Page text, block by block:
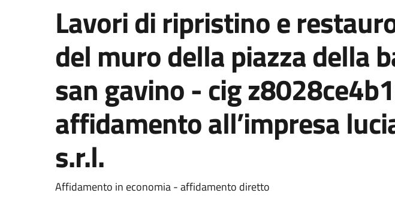
Lavori di ripristino e
del muro della piazza della
san gavino - cig
affidamento all’impresa
s.r.l.
Dettaglio del documento
Affidamento in economia - affidamento diretto